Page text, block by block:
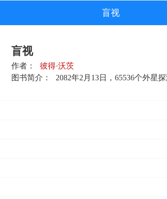
盲视
盲视
作者：
彼得·沃茨
图书简介：
2082年2月13日，65536个外星